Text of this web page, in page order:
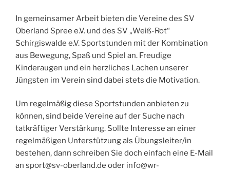
In gemeinsamer Arbeit bieten die Vereine des SV
Oberland Spree e.V. und des SV „Weiß-Rot“
Schirgiswalde e.V. Sportstunden mit der Kombination
aus Bewegung, Spaß und Spiel an. Freudige
Kinderaugen und ein herzliches Lachen unserer
Jüngsten im Verein sind dabei stets die Motivation.
Um regelmäßig diese Sportstunden anbieten zu
können, sind beide Vereine auf der Suche nach
tatkräftiger Verstärkung. Sollte Interesse an einer
regelmäßigen Unterstützung als Übungsleiter/in
bestehen, dann schreiben Sie doch einfach eine E-Mail
an sport@sv-oberland.de oder info@wr-